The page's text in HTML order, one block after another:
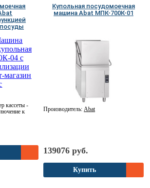
кассеты -
к
Купольная посудомоечная
машина Abat МПК-700К-01
Производитель:Abat
139076 руб.
Купить